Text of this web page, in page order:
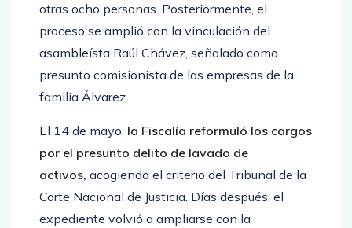
otras ocho personas. Posteriormente, el
proceso se amplió con la vinculación del
asambleísta Raúl Chávez, señalado como
presunto comisionista de las empresas de la
familia Álvarez.
El 14 de mayo, la Fiscalía reformuló los cargos
por el presunto delito de lavado de
activos, acogiendo el criterio del Tribunal de la
Corte Nacional de Justicia. Días después, el
expediente volvió a ampliarse con la